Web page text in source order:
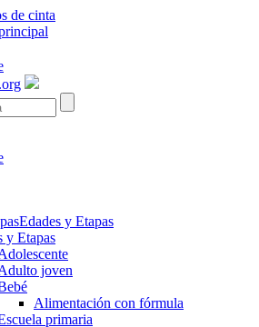
de cinta
Edades y Etapas
y Etapas
joven
Alimentación con fórmula
primaria